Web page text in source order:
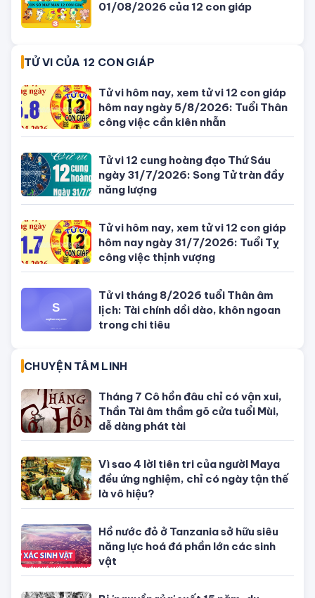
quý tộc bị bắt
SỐ ĐẸP THEO NGÀY
Con số may mắn ngày hôm nay
04/08/2026 của 12 con giáp
Con số may mắn ngày hôm nay
03/08/2026 của 12 con giáp
Con số may mắn ngày hôm nay
02/08/2026 của 12 con giáp
Con số may mắn ngày hôm nay
TỬ VI CỦA 12 CON GIÁP
Tử vi hôm nay, xem tử vi 12 con giáp
hôm nay ngày 5/8/2026: Tuổi Thân
Tử vi 12 cung hoàng đạo Thứ Sáu
ngày 31/7/2026: Song Tử tràn đầy
năng lượng
Tử vi hôm nay, xem tử vi 12 con giáp
hôm nay ngày 31/7/2026: Tuổi Tỵ
công việc thịnh vượng